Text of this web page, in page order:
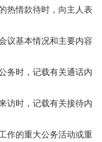
热情款待时，向主人表
议基本情况和主要内容
务时，记载有关通话内
访时，记载有关接待内
作的重大公务活动或重